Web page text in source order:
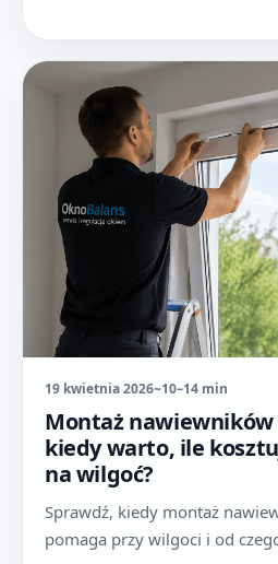
19 kwietnia 2026~10–14 min
Montaż nawiewników
kiedy warto, ile
na wilgoć?
Sprawdź, kiedy montaż
pomaga przy wilgoci i od